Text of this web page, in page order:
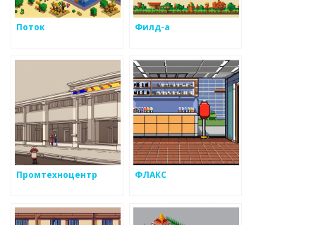
Поток Филд-а
Промтехноцентр ФЛАКС